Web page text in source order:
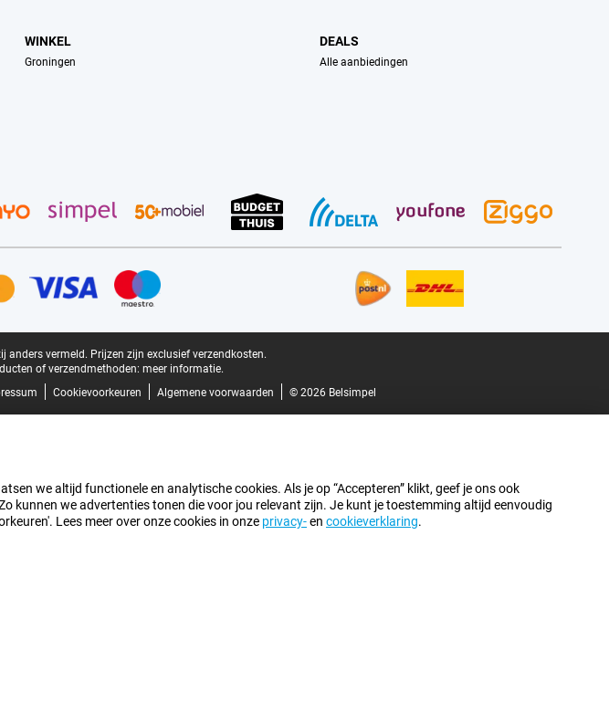
WINKEL
Groningen
DEALS
Alle aanbiedingen
anders vermeld. Prijzen zijn exclusief verzendkosten.
of verzendmethoden: meer informatie.
Cookievoorkeuren Algemene voorwaarden © 2026 Belsimpel
we altijd functionele en analytische cookies. Als je op “Accepteren” klikt, geef je ons ook
kunnen we advertenties tonen die voor jou relevant zijn. Je kunt je toestemming altijd eenvoudig
Lees meer over onze cookies in onze privacy-en cookieverklaring.